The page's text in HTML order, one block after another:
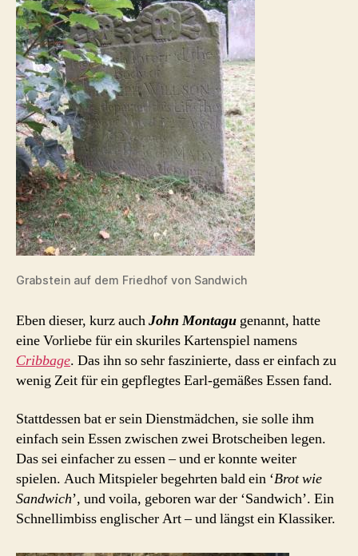
Grabstein auf dem Friedhof von Sandwich
Eben dieser, kurz auchJohn Montagu genannt, hatte
eine Vorliebe für ein skuriles Kartenspiel namens
Cribbage. Das ihn so sehr faszinierte, dass er einfach zu
wenig Zeit für ein gepflegtes Earl-gemäßes Essen fand.
Stattdessen bat er sein Dienstmädchen, sie solle ihm
einfach sein Essen zwischen zwei Brotscheiben legen.
Das sei einfacher zu essen – und er konnte weiter
spielen. Auch Mitspieler begehrten bald ein ‘Brot wie
Sandwich’, und voila, geboren war der ‘Sandwich’. Ein
Schnellimbiss englischer Art – und längst ein Klassiker.